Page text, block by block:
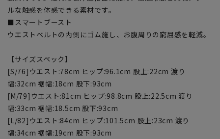
ルな触感を体感できる素材です。
■スマートブースト
ウエストベルトの内側にゴム施し、お腹周りの窮屈感を軽減。
【サイズスペック】
[S/76]ウエスト:78cm ヒップ:96.1cm 股上:22cm 渡り
幅:32cm 裾幅:18cm 股下:93cm
[M/79]ウエスト:81cm ヒップ:98.8cm 股上:22.5cm 渡り
幅:33cm 裾幅:18.5cm 股下:93cm
[L/82]ウエスト:84cm ヒップ:101.5cm 股上:23cm 渡り
幅:34cm 裾幅:19cm 股下:93cm